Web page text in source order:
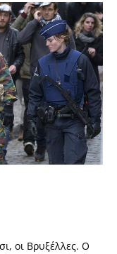
οι Βρυξέλλες. Ο